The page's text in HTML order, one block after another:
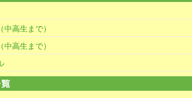
高生まで）
高生まで）